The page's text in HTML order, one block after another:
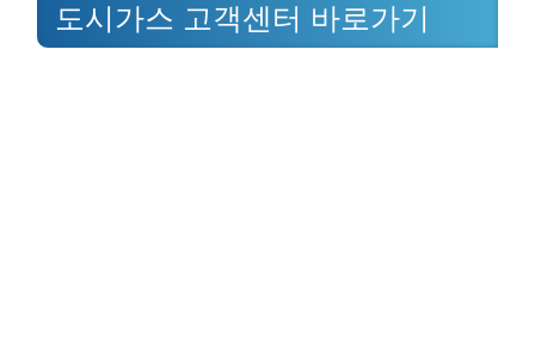
도시가스 고객센터 바로가기